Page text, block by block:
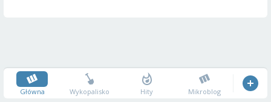
Główna Wykopalisko Hity Mikroblog